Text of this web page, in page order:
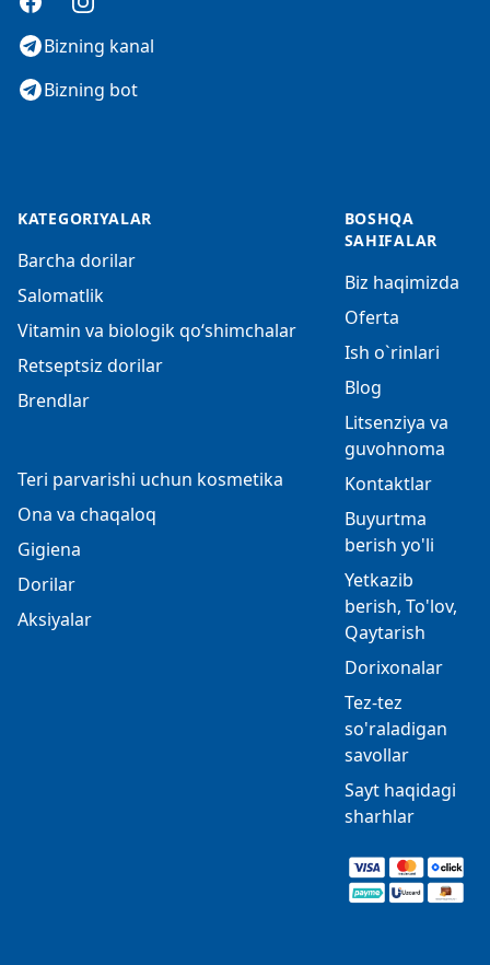
Bizning kanal
Bizning bot
KATEGORIYALAR
Barcha dorilar
Salomatlik
Vitamin va biologik qo‘shimchalar
Retseptsiz dorilar
Brendlar
Teri parvarishi uchun kosmetika
Ona va chaqaloq
Gigiena
Dorilar
Aksiyalar
BOSHQA
SAHIFALAR
Biz haqimizda
Oferta
Ish o`rinlari
Blog
Litsenziya va
guvohnoma
Kontaktlar
Buyurtma
berish yo'li
Yetkazib
berish, To'lov,
Qaytarish
Dorixonalar
Tez-tez
so'raladigan
savollar
Sayt haqidagi
sharhlar